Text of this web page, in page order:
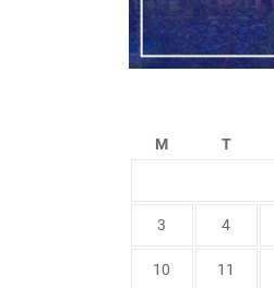
M T
3 4
10 11